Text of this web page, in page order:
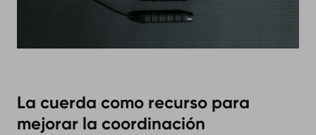
La cuerda como recurso para
mejorar la coordinación